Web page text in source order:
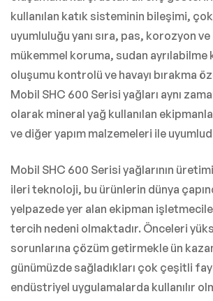
kullanılan katık sisteminin bileşimi,
uyumluluğu yanı sıra, pas, korozyon ve
mükemmel koruma, sudan ayrılabilme
oluşumu kontrolü ve havayı bırakma
Mobil SHC 600 Serisi yağları aynı
olarak mineral yağ kullanılan
ve diğer yapım malzemeleri ile
Mobil SHC 600 Serisi yağlarının
ileri teknoloji, bu ürünlerin dünya
yelpazede yer alan ekipman
tercih nedeni olmaktadır. Önceleri
sorunlarına çözüm getirmekle ün
günümüzde sağladıkları çok çeşitli
endüstriyel uygulamalarda kullanılır